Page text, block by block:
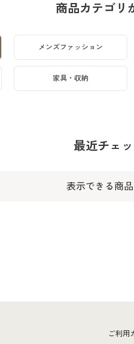
商品カテゴリ
メンズファッション
家具・収納
最近チェ
表示できる商
ご利用